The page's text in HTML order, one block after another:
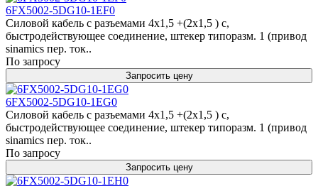
6FX5002-5DG10-1EF0
Силовой кабель с разъемами 4x1,5 +(2x1,5 ) c,
быстродействующее соединение, штекер типоразм. 1 (привод
sinamics пер. ток..
По запросу
Запросить цену
6FX5002-5DG10-1EG0
Силовой кабель с разъемами 4x1,5 +(2x1,5 ) c,
быстродействующее соединение, штекер типоразм. 1 (привод
sinamics пер. ток..
По запросу
Запросить цену